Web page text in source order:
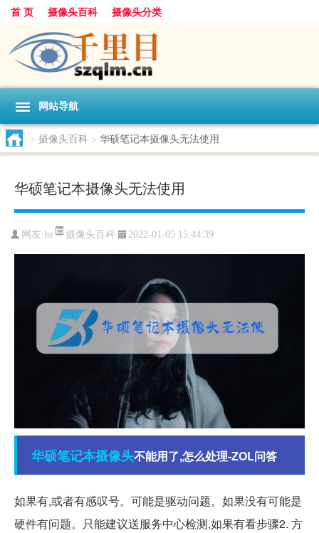
首 页 摄像头百科 摄像头分类
网站导航
> 摄像头百科 > 华硕笔记本摄像头无法使用
华硕笔记本摄像头无法使用
网友:hs 摄像头百科 2022-01-05 15:44:39
华硕笔记本摄像头不能用了,怎么处理-ZOL问答
如果有,或者有感叹号。可能是驱动问题。如果没有可能是
硬件有问题。只能建议送服务中心检测,如果有看步骤2. 方